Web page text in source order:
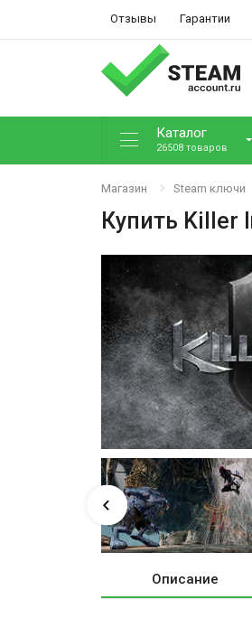
Отзывы Гарантии
Каталог
26508 товаров
Магазин Steam ключи
Купить Killer
Описание